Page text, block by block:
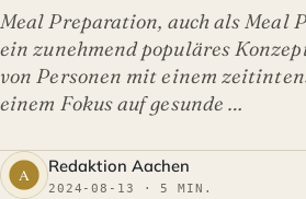
Meal Preparation, auch als Meal
ein zunehmend populäres
von Personen mit einem
einem Fokus auf gesunde …
Redaktion Aachen
2024-08-13 · 5 MIN.